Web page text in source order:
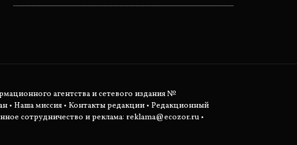
агентства и сетевого издания №
•Наша миссия •Контакты редакции •Редакционный
сотрудничество и реклама:reklama@ecozor.ru •